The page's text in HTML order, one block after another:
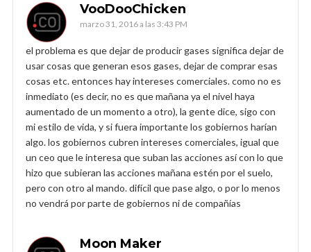
VooDooChicken
marzo 31, 2016 a las 3:43 PM
el problema es que dejar de producir gases significa dejar de
usar cosas que generan esos gases, dejar de comprar esas
cosas etc. entonces hay intereses comerciales. como no es
inmediato (es decir, no es que mañana ya el nivel haya
aumentado de un momento a otro), la gente dice, sigo con
mi estilo de vida, y si fuera importante los gobiernos harían
algo. los gobiernos cubren intereses comerciales, igual que
un ceo que le interesa que suban las acciones así con lo que
hizo que subieran las acciones mañana estén por el suelo,
pero con otro al mando. difícil que pase algo, o por lo menos
no vendrá por parte de gobiernos ni de compañías
Moon Maker